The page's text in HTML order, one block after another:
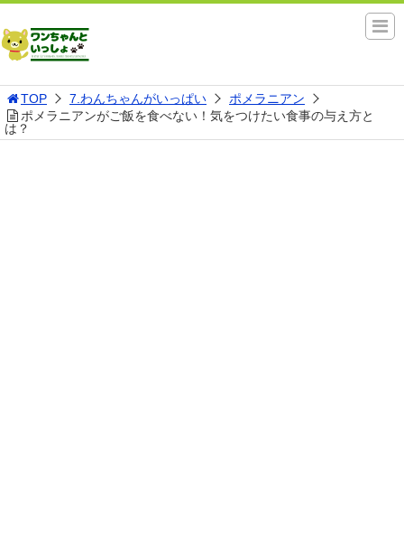
TOP 7.わんちゃんがいっぱい
ポメラニアン
ポメラニアンがご飯を食べない！気をつけたい食事の与え方と
は？